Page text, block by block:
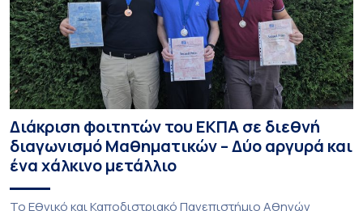
Διάκριση φοιτητών του ΕΚΠΑ σε διεθνή
διαγωνισμό Μαθηματικών – Δύο αργυρά και
ένα χάλκινο μετάλλιο
To Εθνικό και Καποδιστριακό Πανεπιστήμιο Αθηνών